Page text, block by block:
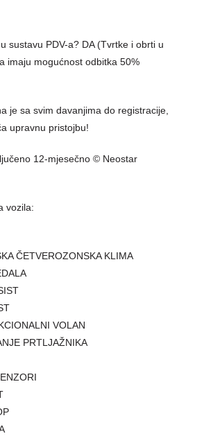
sustavu PDV-a? DA (Tvrtke i obrti u
imaju mogućnost odbitka 50%
je sa svim davanjima do registracije,
upravnu pristojbu!
12-mjesečno © Neostar
vozila:
ČETVEROZONSKA KLIMA
VOLAN
PRTLJAŽNIKA